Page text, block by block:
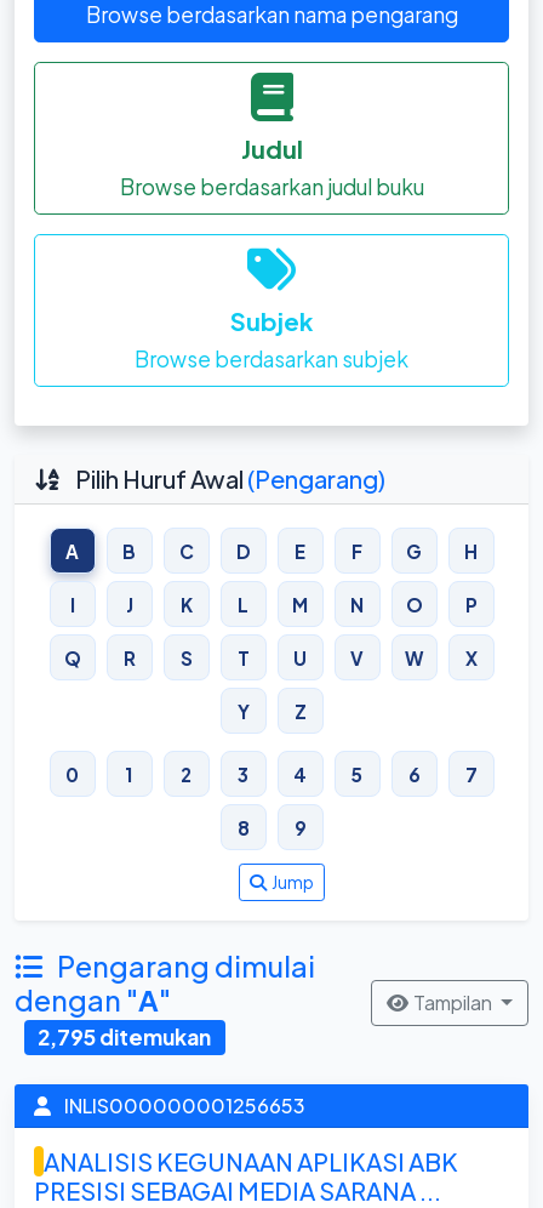
Browse berdasarkan nama pengarang
Judul
Browse berdasarkan judul buku
Subjek
Browse berdasarkan subjek
Pilih Huruf Awal (Pengarang)
A B C D E F G H
I J K L M N O P
Q R S T U V W X
Y Z
0 1 2 3 4 5 6 7
8 9
Jump
Pengarang dimulai
dengan "A"
2,795 ditemukan
Tampilan
INLIS000000001256653
ANALISIS KEGUNAAN APLIKASI ABK
PRESISI SEBAGAI MEDIA SARANA ...